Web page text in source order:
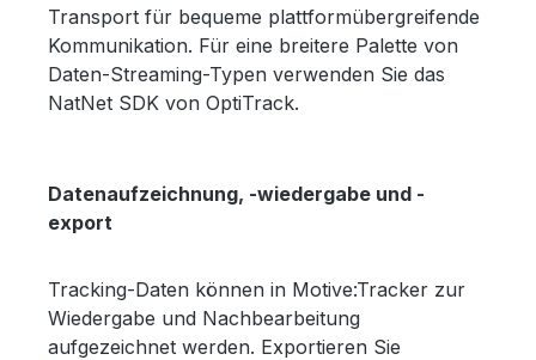
Transport für bequeme plattformübergreifende
Kommunikation. Für eine breitere Palette von
Daten-Streaming-Typen verwenden Sie das
NatNet SDK von OptiTrack.
Datenaufzeichnung, -wiedergabe und -
export
Tracking-Daten können in Motive:Tracker zur
Wiedergabe und Nachbearbeitung
aufgezeichnet werden. Exportieren Sie